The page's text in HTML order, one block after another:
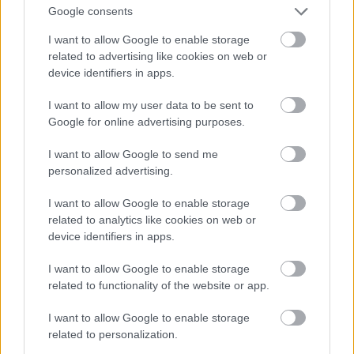
Google consents
I want to allow Google to enable storage
related to advertising like cookies on web or
device identifiers in apps.
I want to allow my user data to be sent to
Google for online advertising purposes.
I want to allow Google to send me
personalized advertising.
I want to allow Google to enable storage
related to analytics like cookies on web or
device identifiers in apps.
I want to allow Google to enable storage
related to functionality of the website or app.
I want to allow Google to enable storage
related to personalization.
megtudható, hogy Kövess Géza igenis tévedett: volt
Kövess Hermann utca! Méghozzá nem is csak egy…
Tekintettel térségünk viharos történelmére és a
radikális rendszerváltásokkal együtt járó átnevezési
kampányokra természetesen időben korlátozott volt
ezeknek az utcaneveknek a fennmaradása, és ma
már egyikük sem létezik. Mindenesetre az első
előfordulás valamikor 1916 első felében jelent meg,
mégpedig nem Magyarországon és nem is
Čačakban.